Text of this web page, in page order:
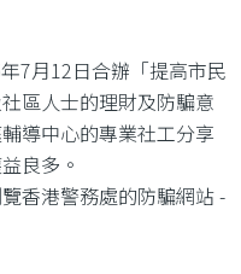
7月12日合辦「提高市民
區人士的理財及防騙意
導中心的專業社工分享
良多。
香港警務處的防騙網站 -